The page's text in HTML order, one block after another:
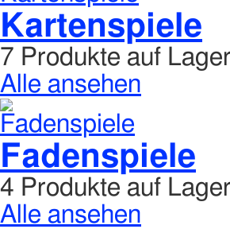
Kartenspiele
7 Produkte auf Lager
Alle ansehen
Fadenspiele
4 Produkte auf Lager
Alle ansehen